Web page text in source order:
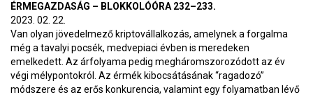
ÉRMEGAZDASÁG – BLOKKOLÓÓRA 232–233.
2023. 02. 22.
Van olyan jövedelmező kriptovállalkozás, amelynek a forgalma
még a tavalyi pocsék, medvepiaci évben is meredeken
emelkedett. Az árfolyama pedig megháromszorozódott az év
végi mélypontokról. Az érmék kibocsátásának “ragadozó”
módszere és az erős konkurencia, valamint egy folyamatban lévő